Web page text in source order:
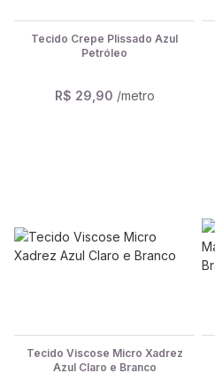
Tecido Crepe Plissado Azul
Petróleo
R$ 29,90 /metro
Tecido Viscose Micro Xadrez
Azul Claro e Branco